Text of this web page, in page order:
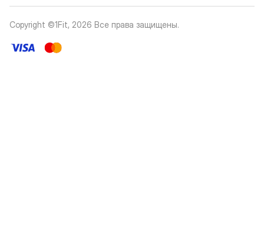
Copyright ©1Fit, 2026 Все права защищены.